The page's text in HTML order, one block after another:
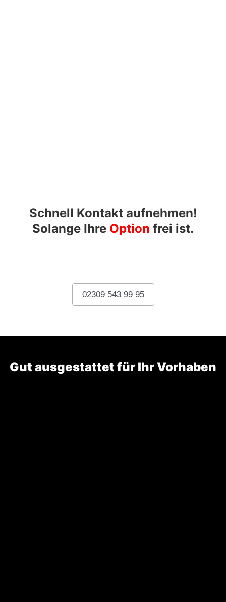
Schnell Kontakt aufnehmen!
Solange Ihre Option frei ist.
02309 543 99 95
Gut ausgestattet für Ihr Vorhaben